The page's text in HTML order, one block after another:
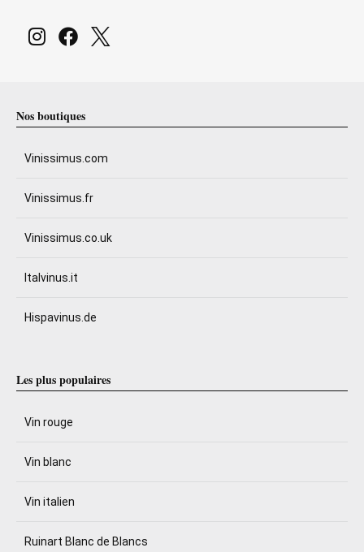
Nos boutiques
Vinissimus.com
Vinissimus.fr
Vinissimus.co.uk
Italvinus.it
Hispavinus.de
Les plus populaires
Vin rouge
Vin blanc
Vin italien
Ruinart Blanc de Blancs